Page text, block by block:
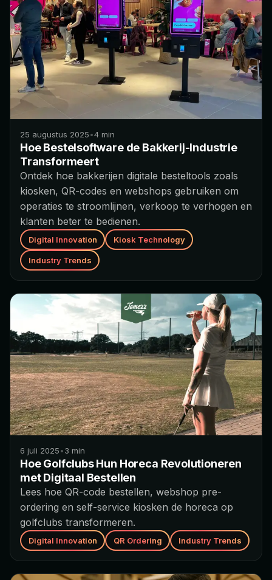
25 augustus 2025•4 min
Hoe Bestelsoftware de Bakkerij-Industrie
Transformeert
Ontdek hoe bakkerijen digitale besteltools zoals
kiosken, QR-codes en webshops gebruiken om
operaties te stroomlijnen, verkoop te verhogen en
klanten beter te bedienen.
Digital Innovation Kiosk Technology
Industry Trends
6 juli 2025•3 min
Hoe Golfclubs Hun Horeca Revolutioneren
met Digitaal Bestellen
Lees hoe QR-code bestellen, webshop pre-
ordering en self-service kiosken de horeca op
golfclubs transformeren.
Digital Innovation QR Ordering Industry Trends